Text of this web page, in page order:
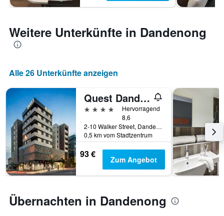
Weitere Unterkünfte in Dandenong
Alle 26 Unterkünfte anzeigen
Quest Dandenong Central
4 Sterne
Hervorragend
8,6
2-10 Walker Street, Dandenong, VIC, Australien
0,5 km vom Stadtzentrum
93 € Zum Angebot
Übernachten in Dandenong